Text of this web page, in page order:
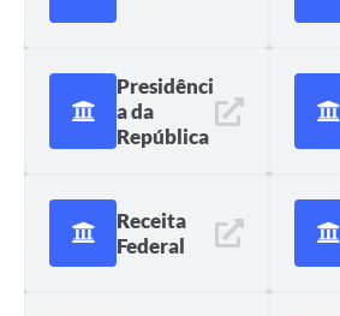
Presidênci
a da
República
Receita
Federal